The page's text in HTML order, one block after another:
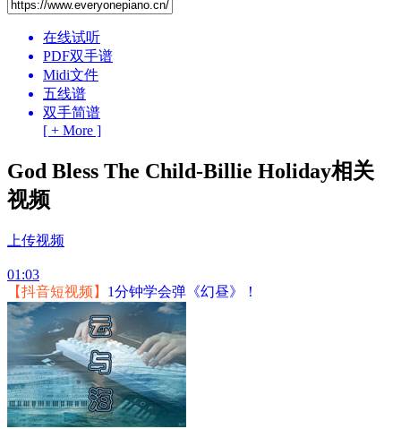
在线试听
PDF双手谱
Midi文件
五线谱
双手简谱
[ + More ]
God Bless The Child-Billie Holiday相关
视频
上传视频
01:03
【抖音短视频】 1分钟学会弹《幻昼》！